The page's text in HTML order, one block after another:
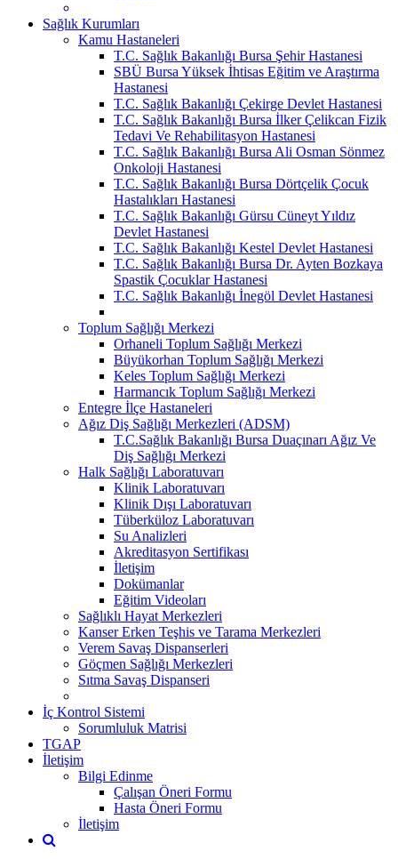
Sağlık Kurumları
Kamu Hastaneleri
T.C. Sağlık Bakanlığı Bursa Şehir Hastanesi
SBÜ Bursa Yüksek İhtisas Eğitim ve Araştırma
Hastanesi
T.C. Sağlık Bakanlığı Çekirge Devlet Hastanesi
T.C. Sağlık Bakanlığı Bursa İlker Çelikcan Fizik
Tedavi Ve Rehabilitasyon Hastanesi
T.C. Sağlık Bakanlığı Bursa Ali Osman Sönmez
Onkoloji Hastanesi
T.C. Sağlık Bakanlığı Bursa Dörtçelik Çocuk
Hastalıkları Hastanesi
T.C. Sağlık Bakanlığı Gürsu Cüneyt Yıldız
Devlet Hastanesi
T.C. Sağlık Bakanlığı Kestel Devlet Hastanesi
T.C. Sağlık Bakanlığı Bursa Dr. Ayten Bozkaya
Spastik Çocuklar Hastanesi
T.C. Sağlık Bakanlığı İnegöl Devlet Hastanesi
Toplum Sağlığı Merkezi
Orhaneli Toplum Sağlığı Merkezi
Büyükorhan Toplum Sağlığı Merkezi
Keles Toplum Sağlığı Merkezi
Harmancık Toplum Sağlığı Merkezi
Entegre İlçe Hastaneleri
Ağız Diş Sağlığı Merkezleri (ADSM)
T.C.Sağlık Bakanlığı Bursa Duaçınarı Ağız Ve
Diş Sağlığı Merkezi
Halk Sağlığı Laboratuvarı
Klinik Laboratuvarı
Klinik Dışı Laboratuvarı
Tüberküloz Laboratuvarı
Su Analizleri
Akreditasyon Sertifikası
İletişim
Dokümanlar
Eğitim Videoları
Sağlıklı Hayat Merkezleri
Kanser Erken Teşhis ve Tarama Merkezleri
Verem Savaş Dispanserleri
Göçmen Sağlığı Merkezleri
Sıtma Savaş Dispanseri
İç Kontrol Sistemi
Sorumluluk Matrisi
TGAP
İletişim
Bilgi Edinme
Çalışan Öneri Formu
Hasta Öneri Formu
İletişim